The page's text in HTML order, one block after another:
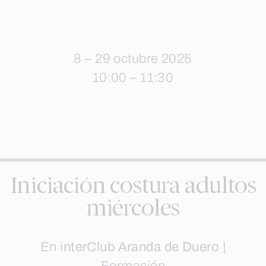
8 – 29 octubre 2025
10:00 – 11:30
Iniciación costura adultos
miércoles
En interClub Aranda de Duero